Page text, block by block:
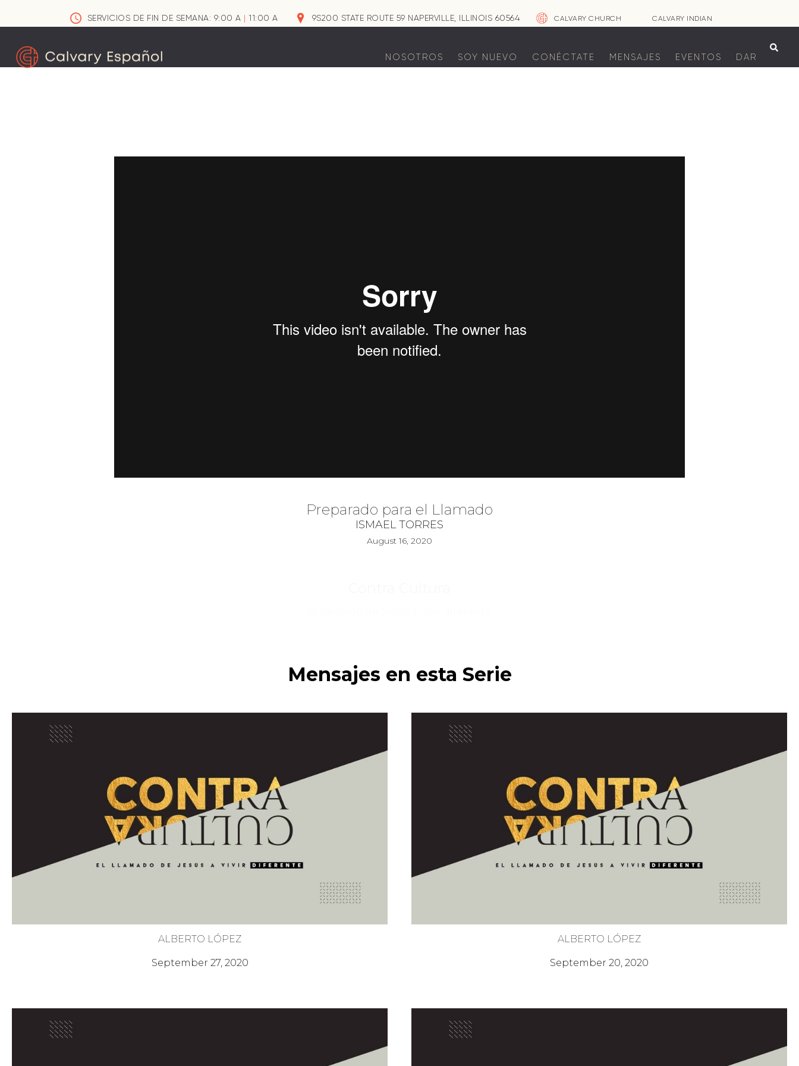
SERVICIOS DE FIN DE SEMANA: 9:00 A | 11:00 A 9S200 STATE ROUTE 59 NAPERVILLE, ILLINOIS 60564 CALVARY CHURCH CALVARY INDIAN

NOSOTROS SOY NUEVO CONÉCTATE MENSAJES EVENTOS DAR
Preparado para el Llamado
ISMAEL TORRES
August 16, 2020
Mensajes en esta Serie
ALBERTO LÓPEZ
September 27, 2020
ALBERTO LÓPEZ
September 20, 2020